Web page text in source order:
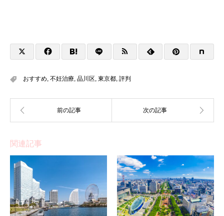
おすすめ, 不妊治療, 品川区, 東京都, 評判
関連記事